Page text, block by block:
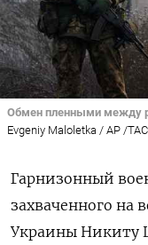
Обмен пленными между
Evgeniy Maloletka / AP /
Гарнизонный
захваченного на
Украины Никиту